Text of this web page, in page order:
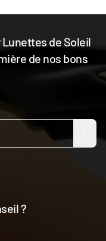
de Soleil
de nos bons
?